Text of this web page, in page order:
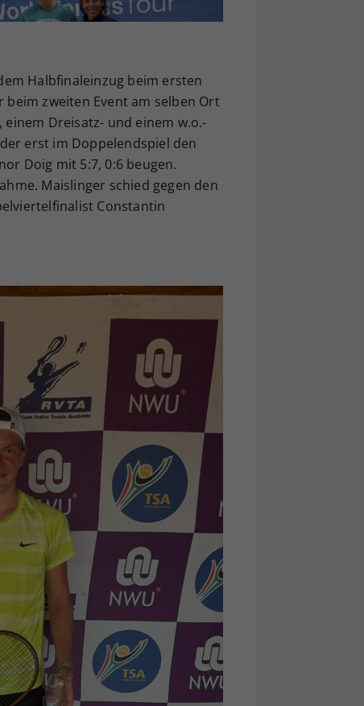
Halbfinaleinzug beim ersten
zweiten Event am selben Ort
einem Dreisatz- und einem w.o.-
erst im Doppelendspiel den
Doig mit 5:7, 0:6 beugen.
Maislinger schied gegen den
Constantin